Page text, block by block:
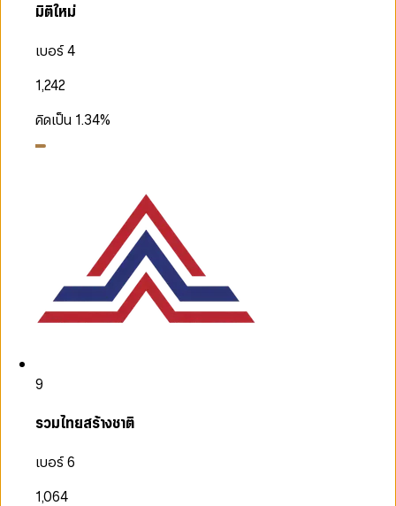
มิติใหม่
เบอร์ 4
1,242
คิดเป็น 1.34%
9
รวมไทยสร้างชาติ
เบอร์ 6
1,064